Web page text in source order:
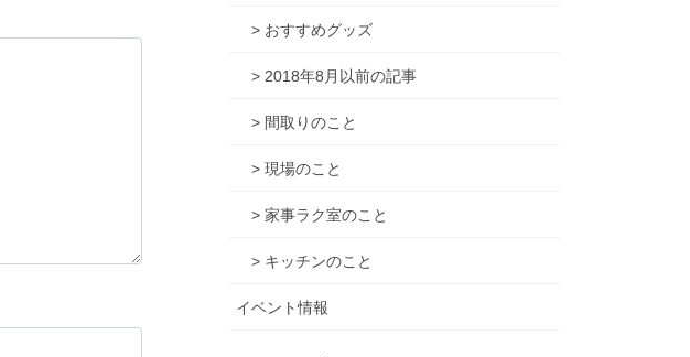
> おすすめグッズ
> 2018年8月以前の記事
> 間取りのこと
> 現場のこと
> 家事ラク室のこと
> キッチンのこと
イベント情報